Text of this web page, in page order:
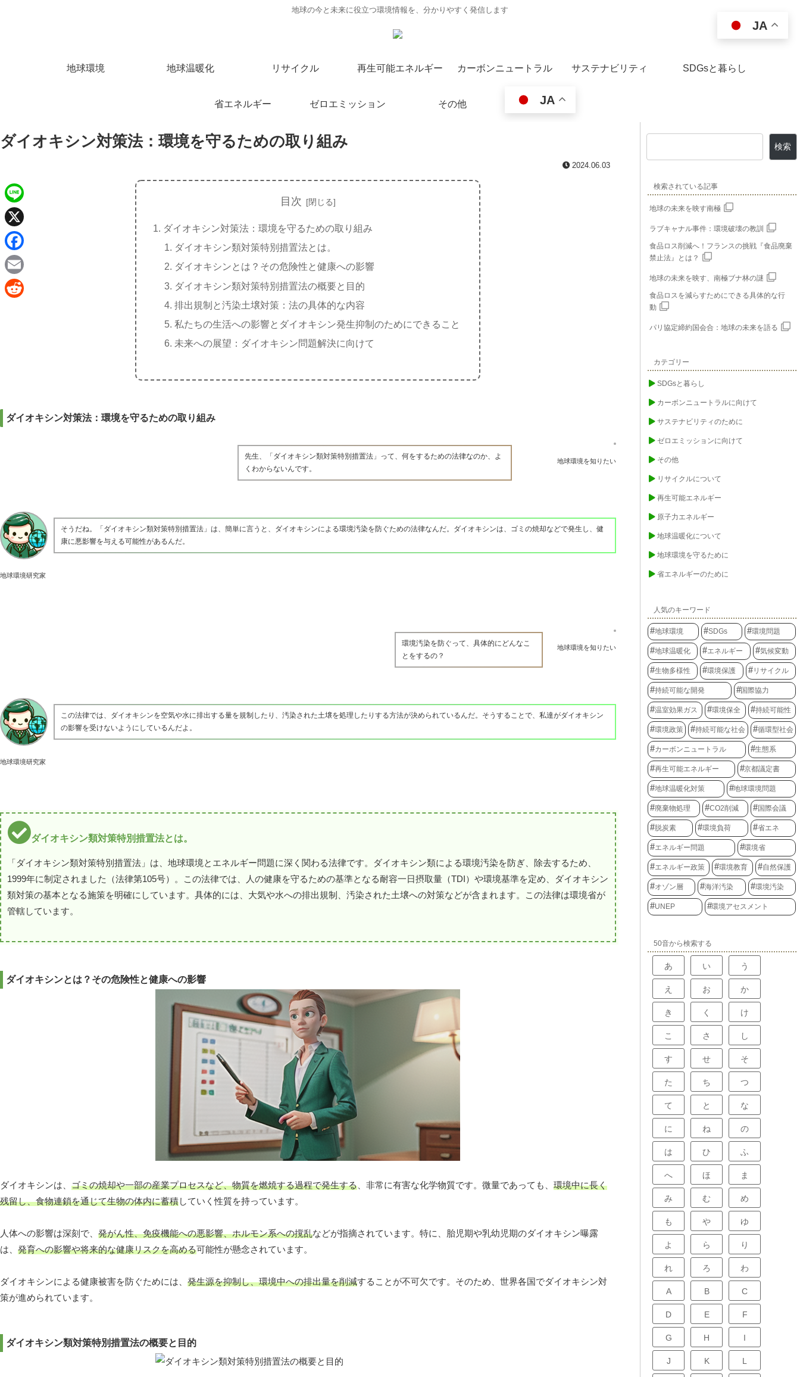
地球の今と未来に役立つ環境情報を、分かりやすく発信します
地球環境 地球温暖化 リサイクル 再生可能エネルギー カーボンニュートラル サステナビリティ SDGsと暮らし
省エネルギー ゼロエミッション その他 JA
ダイオキシン対策法：環境を守るための取り組み
2024.06.03
目次
ダイオキシン対策法：環境を守るための取り組み
ダイオキシン類対策特別措置法とは。
ダイオキシンとは？その危険性と健康への影響
ダイオキシン類対策特別措置法の概要と目的
排出規制と汚染土壌対策：法の具体的な内容
私たちの生活への影響とダイオキシン発生抑制のためにできること
未来への展望：ダイオキシン問題解決に向けて
ダイオキシン対策法：環境を守るための取り組み
地球環境を知りたい
先生、「ダイオキシン類対策特別措置法」って、何をするための法律なのか、よ
くわからないんです。
地球環境研究家
そうだね。「ダイオキシン類対策特別措置法」は、簡単に言うと、ダイオキシンによる環境汚染を防ぐための法律なんだ。ダイオキシンは、ゴミの焼却などで発生し、健
康に悪影響を与える可能性があるんだ。
地球環境を知りたい
環境汚染を防ぐって、具体的にどんなこ
とをするの？
地球環境研究家
この法律では、ダイオキシンを空気や水に排出する量を規制したり、汚染された土壌を処理したりする方法が決められているんだ。そうすることで、私達がダイオキシン
の影響を受けないようにしているんだよ。
ダイオキシン類対策特別措置法とは。
「ダイオキシン類対策特別措置法」は、地球環境とエネルギー問題に深く関わる法律です。ダイオキシン類による環境汚染を防ぎ、除去するため、
1999年に制定されました（法律第105号）。この法律では、人の健康を守るための基準となる耐容一日摂取量（TDI）や環境基準を定め、ダイオキシン
類対策の基本となる施策を明確にしています。具体的には、大気や水への排出規制、汚染された土壌への対策などが含まれます。この法律は環境省が
管轄しています。
ダイオキシンとは？その危険性と健康への影響
ダイオキシンは、 ゴミの焼却や一部の産業プロセスなど、物質を燃焼する過程で発生する 、非常に有害な化学物質です。微量であっても、 環境中に長く
残留し、食物連鎖を通じて生物の体内に蓄積していく性質を持っています。
人体への影響は深刻で、 発がん性、免疫機能への悪影響、ホルモン系への撹乱などが指摘されています。特に、胎児期や乳幼児期のダイオキシン曝露
は、 発育への影響や将来的な健康リスクを高める可能性が懸念されています。
ダイオキシンによる健康被害を防ぐためには、 発生源を抑制し、環境中への排出量を削減することが不可欠です。そのため、世界各国でダイオキシン対
策が進められています。
ダイオキシン類対策特別措置法の概要と目的
検索
検索されている記事
地球の未来を映す南極
ラブキャナル事件：環境破壊の教訓
食品ロス削減へ！フランスの挑戦『食品廃棄
禁止法』とは？
地球の未来を映す、南極ブナ林の謎
食品ロスを減らすためにできる具体的な行
動
パリ協定締約国会合：地球の未来を語る
カテゴリー
SDGsと暮らし
カーボンニュートラルに向けて
サステナビリティのために
ゼロエミッションに向けて
その他
リサイクルについて
再生可能エネルギー
原子力エネルギー
地球温暖化について
地球環境を守るために
省エネルギーのために
人気のキーワード
地球環境 SDGs 環境問題
地球温暖化 エネルギー 気候変動
生物多様性 環境保護 リサイクル
持続可能な開発 国際協力
温室効果ガス 環境保全 持続可能性
環境政策 持続可能な社会 循環型社会
カーボンニュートラル 生態系
再生可能エネルギー 京都議定書
地球温暖化対策 地球環境問題
廃棄物処理 CO2削減 国際会議
脱炭素 環境負荷 省エネ
エネルギー問題 環境省
エネルギー政策 環境教育 自然保護
オゾン層 海洋汚染 環境汚染
UNEP 環境アセスメント
50音から検索する
あ い う
え お か
き く け
こ さ し
す せ そ
た ち つ
て と な
に ね の
は ひ ふ
へ ほ ま
み む め
も や ゆ
よ ら り
れ ろ わ
A B C
D E F
G H I
J K L
L
n
e
X
F
a
c
E
JA